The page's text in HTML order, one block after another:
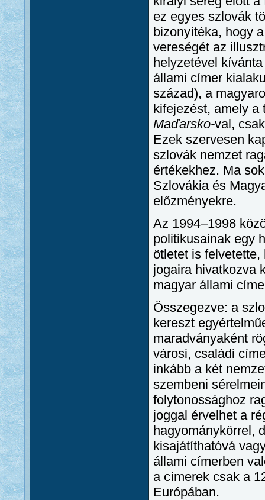
ez egyes szlovák
bizonyítéka, hogy
vereségét az
helyzetével
állami címer
század), a
kifejezést, amely a
Maďarsko-val,
Ezek szervesen
szlovák nemzet
értékekhez. Ma
Szlovákia és
előzményekre.
Az 1994–1998
politikusainak egy
ötletet is
jogaira hivatkozva
magyar állami
Összegezve: a
kereszt
maradványaként
városi, családi
inkább a két
szembeni
folytonossághoz
joggal érvelhet a
hagyománykörrel,
kisajátíthatóvá
állami címerben
a címerek csak a
Európában.